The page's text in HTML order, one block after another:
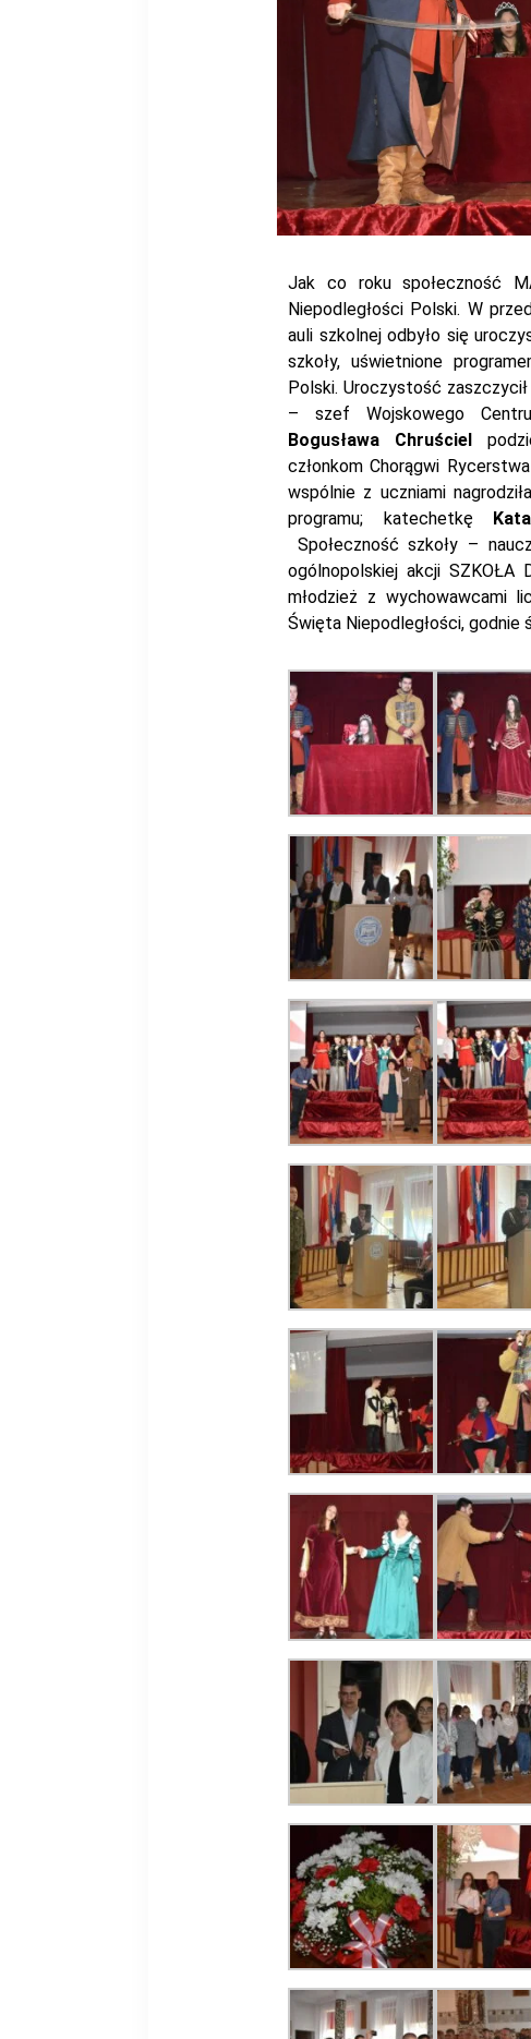
Jak co roku społeczność
Niepodległości Polski. W
auli szkolnej odbyło się
szkoły, uświetnione
Polski. Uroczystość
– szef Wojskowego
Bogusława Chruściel
członkom Chorągwi
wspólnie z uczniami
programu; katechetkę
Społeczność szkoły –
ogólnopolskiej akcji SZKOŁA
młodzież z wychowawcami
Święta Niepodległości, godnie